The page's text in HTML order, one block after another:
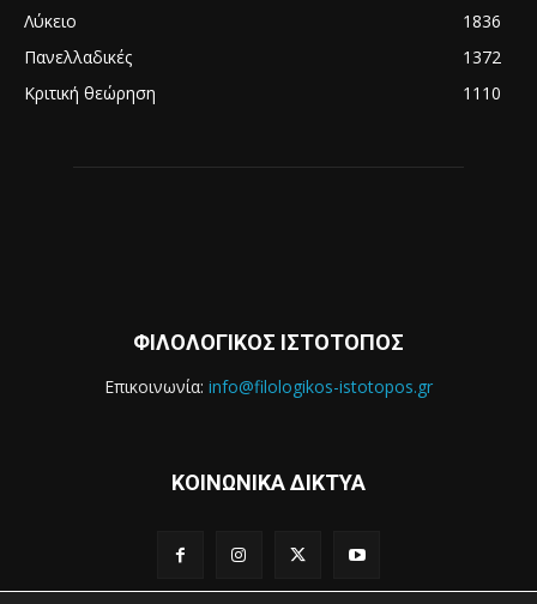
Λύκειο
1836
Πανελλαδικές
1372
Κριτική θεώρηση
1110
ΦΙΛΟΛΟΓΙΚΟΣ ΙΣΤΟΤΟΠΟΣ
Επικοινωνία: info@filologikos-istotopos.gr
ΚΟΙΝΩΝΙΚΑ ΔΙΚΤΥΑ